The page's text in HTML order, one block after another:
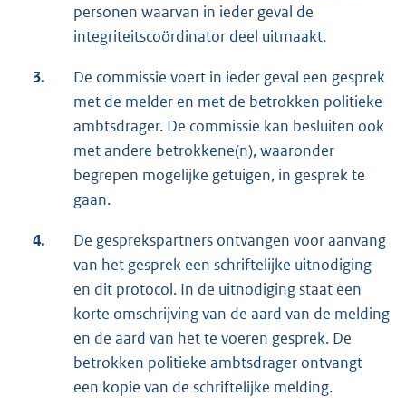
personen waarvan in ieder geval de
integriteitscoördinator deel uitmaakt.
3.
De commissie voert in ieder geval een gesprek
met de melder en met de betrokken politieke
ambtsdrager. De commissie kan besluiten ook
met andere betrokkene(n), waaronder
begrepen mogelijke getuigen, in gesprek te
gaan.
4.
De gesprekspartners ontvangen voor aanvang
van het gesprek een schriftelijke uitnodiging
en dit protocol. In de uitnodiging staat een
korte omschrijving van de aard van de melding
en de aard van het te voeren gesprek. De
betrokken politieke ambtsdrager ontvangt
een kopie van de schriftelijke melding.